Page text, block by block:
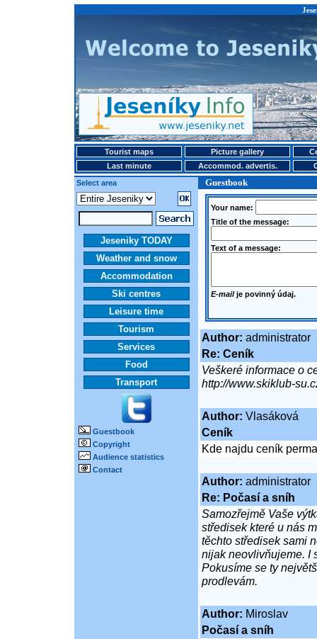
Tourist maps Picture gallery
Last minute
Accommod. advertis.
Select area
Guestbook
Jeseniky TODAY
Weather and snow
Accommodation
Ski centres
Leisure time
Tourism
Services
Food
Transport
Guestbook
Copyright
Audience statistics
Contact
Your name:
Title of the message:
Text of a message:
E-mailje povinný údaj.
Author: administrator
Re: Ceník
Veškeré informace o
http://www.skiklub-
Author: Vlasáková
Ceník
Kde najdu ceník
Author: administrator
Re: Počasí a sníh
Samozřejmě Vaše
středisek které u nás
těchto středisek sami
nijak neovlivňujeme. I
Pokusíme se ty
prodlevám.
Author: Miroslav
Počasí a sníh